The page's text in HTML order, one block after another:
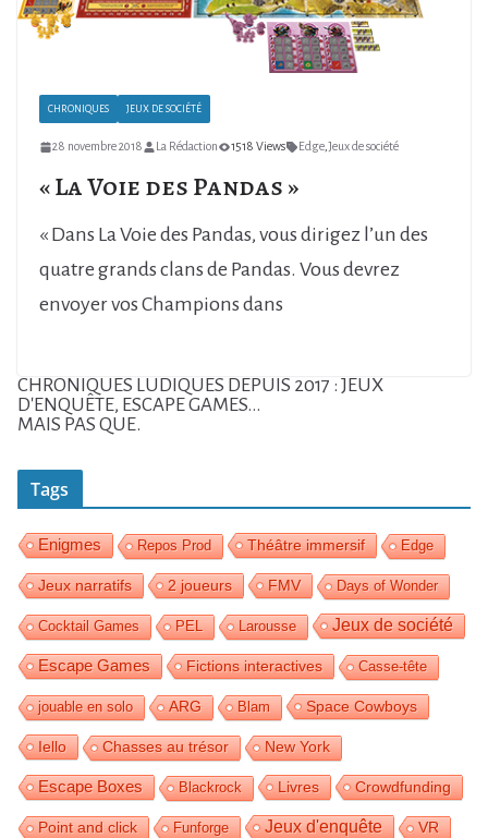
CHRONIQUES JEUX DE SOCIÉTÉ
28 novembre 2018 La Rédaction 1518 Views Edge Jeux de société
« La Voie des Pandas »
« Dans La Voie des Pandas, vous dirigez l’un des
quatre grands clans de Pandas. Vous devrez
envoyer vos Champions dans
CHRONIQUES LUDIQUES DEPUIS 2017 : JEUX
D'ENQUÊTE, ESCAPE GAMES...
MAIS PAS QUE.
Tags
Enigmes Repos Prod Théâtre immersif Edge
Jeux narratifs 2 joueurs FMV Days of Wonder
Cocktail Games PEL Larousse Jeux de société
Escape Games Fictions interactives Casse-tête
jouable en solo ARG Blam Space Cowboys
Iello Chasses au trésor New York
Escape Boxes Blackrock Livres Crowdfunding
Point and click Funforge Jeux d'enquête VR